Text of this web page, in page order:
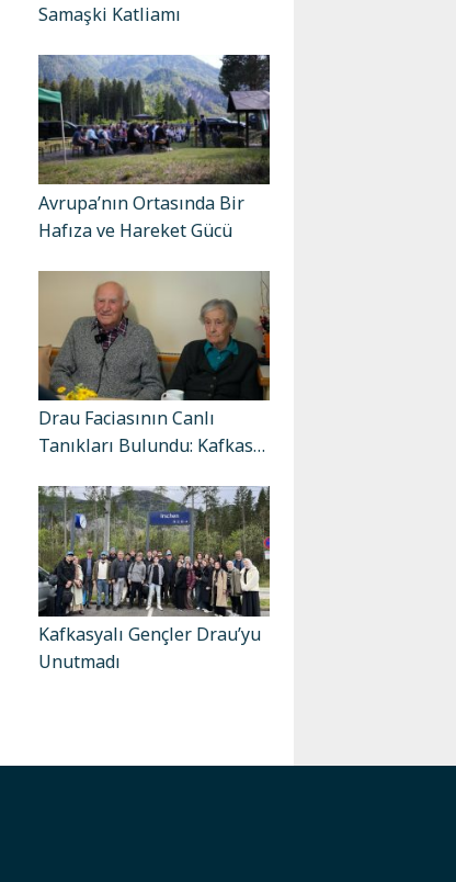
Samaşki Katliamı
Avrupa’nın Ortasında Bir
Hafıza ve Hareket Gücü
Drau Faciasının Canlı
Tanıkları Bulundu: Kafkas…
Kafkasyalı Gençler Drau’yu
Unutmadı